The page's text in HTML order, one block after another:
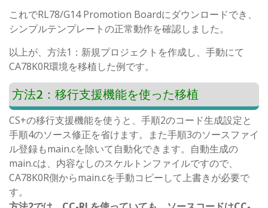
これでRL78/G14 Promotion Boardにダウンロードでき、
シンプルテンプレートの正常動作を確認しました。
以上が、方法1：新規プロジェクトを作成し、手動にて
CA78K0R環境を移植した例です。
方法2：移行支援機能を使った移植
CS+の移行支援機能を使うと、手順2のコード生成設定と
手順4のソース修正を省けます。また手順3のソースファイ
ル登録もmain.cを除いて自動化できます。自動生成の
main.cは、内容なしのスケルトンファイルですので、
CA78K0R側からmain.cを手動コピーして上書きが必要で
す。